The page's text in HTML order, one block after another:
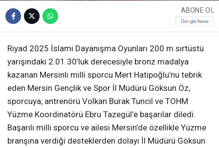
ABONE OL
Riyad 2025 İslami Dayanışma Oyunları 200 m sırtüstü
yarışındaki 2.01.30’luk derecesiyle bronz madalya
kazanan Mersinli milli sporcu Mert Hatipoğlu’nu tebrik
eden Mersin Gençlik ve Spor İl Müdürü Göksun Öz,
sporcuya, antrenörü Volkan Burak Tuncil ve TOHM
Yüzme Koordinatörü Ebru Tazegül’e başarılar diledi.
Başarılı milli sporcu ve ailesi Mersin’de özellikle Yüzme
branşına verdiği desteklerden dolayı İl Müdürü Göksun